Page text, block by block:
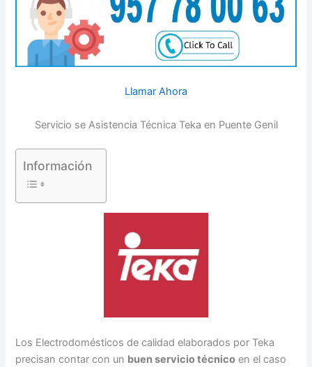
Llamar Ahora
Servicio se Asistencia Técnica Teka en Puente Genil
Información
Los Electrodomésticos de calidad elaborados por Teka
precisan contar con un buen servicio técnico en el caso